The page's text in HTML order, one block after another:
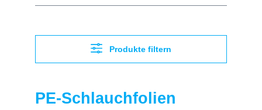
Produkte filtern
PE‑Schlauchfolien